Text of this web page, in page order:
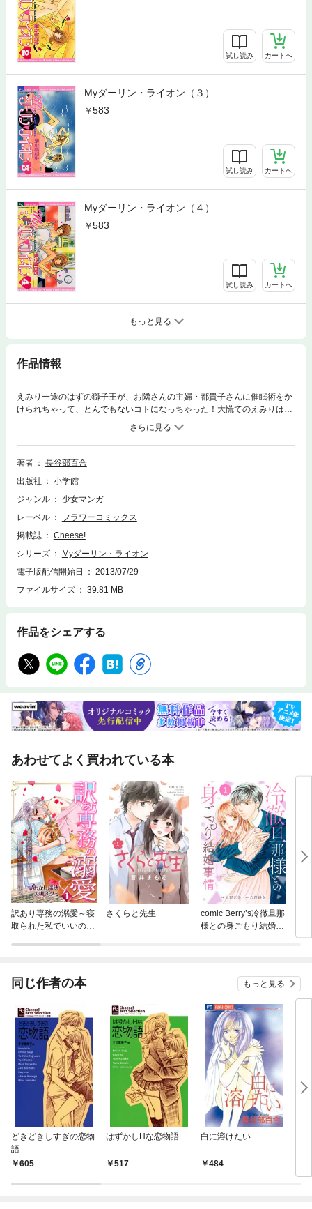
試し読み カートへ
Myダーリン・ライオン（３）
583
試し読み カートへ
Myダーリン・ライオン（４）
583
試し読み カートへ
もっと見る
作品情報
えみり一途のはずの獅子王が、お隣さんの主婦・都貴子さんに催眠術をか
けられちゃって、とんでもないコトになっちゃった！大慌てのえみりは大
ピンチ！！えみりは獅子王を救えるの…！？
著者
長谷部百合
出版社
小学館
ジャンル
少女マンガ
レーベル
フラワーコミックス
掲載誌
Cheese!
シリーズ
Myダーリン・ライオン
電子版配信開始日
2013/07/29
ファイルサイズ
39.81 MB
作品をシェアする
あわせてよく買われている本
訳あり専務の溺愛～寝
取られた私でいいので
さくらと先生
comic Berry’s冷徹旦那
様との身ごもり結婚事
部
同じ作者の本 もっと見る
どきどきしすぎの恋物
語
605
はずかしHな恋物語
517
白に溶けたい
484